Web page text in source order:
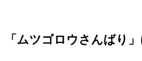
「ムツゴロウさんばり」